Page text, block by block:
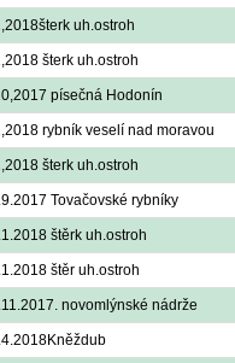
uh.ostroh
šterk uh.ostroh
písečná Hodonín
rybník veselí nad moravou
šterk uh.ostroh
Tovačovské rybníky
štěrk uh.ostroh
štěr uh.ostroh
novomlýnské nádrže